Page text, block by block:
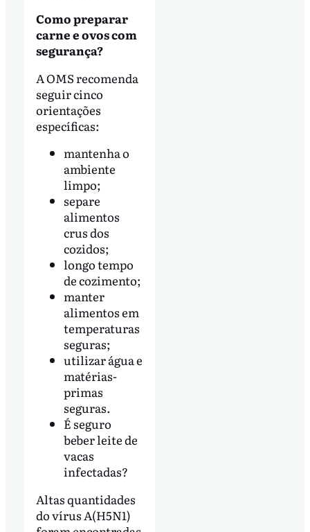
Como preparar
carne e ovos com
segurança?
A OMS recomenda
seguir cinco
orientações
específicas:
mantenha o
ambiente
limpo;
separe
alimentos
crus dos
cozidos;
longo tempo
de cozimento;
manter
alimentos em
temperaturas
seguras;
utilizar água e
matérias-
primas
seguras.
É seguro
beber leite de
vacas
infectadas?
Altas quantidades
do vírus A(H5N1)